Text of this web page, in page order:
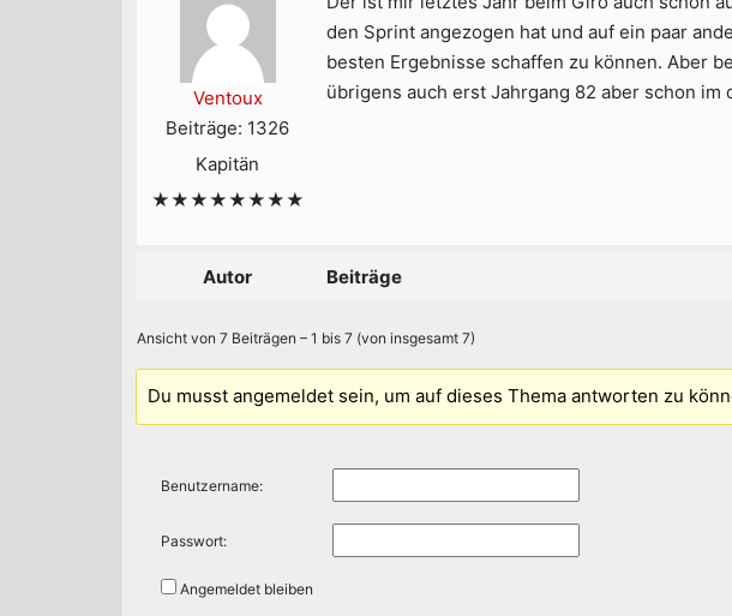
Ventoux
Beiträge: 1326
Kapitän
★★★★★★★★
den Sprint angezogen hat und auf ein paar
besten Ergebnisse schaffen zu können. Aber
übrigens auch erst Jahrgang 82 aber schon im
Autor Beiträge
Ansicht von 7 Beiträgen – 1 bis 7 (von insgesamt 7)
Du musst angemeldet sein, um auf dieses Thema antworten zu
Benutzername:
Passwort:
Angemeldet bleiben